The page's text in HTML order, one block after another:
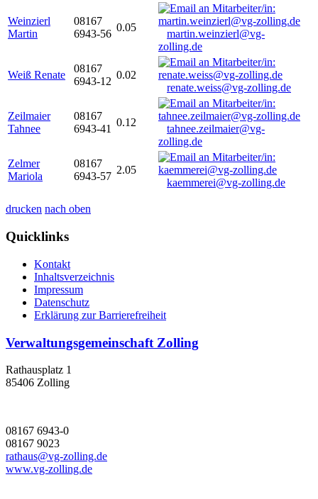
Weinzierl
Martin
08167
6943-56
0.05
martin.weinzierl@vg-
zolling.de
Weiß Renate
08167
6943-12
0.02
renate.weiss@vg-zolling.de
Zeilmaier
Tahnee
08167
6943-41
0.12
tahnee.zeilmaier@vg-
zolling.de
Zelmer
Mariola
08167
6943-57
2.05
kaemmerei@vg-zolling.de
drucken nach oben
Quicklinks
Kontakt
Inhaltsverzeichnis
Impressum
Datenschutz
Erklärung zur Barrierefreiheit
Verwaltungsgemeinschaft Zolling
Rathausplatz 1
85406 Zolling
08167 6943-0
08167 9023
rathaus@vg-zolling.de
www.vg-zolling.de